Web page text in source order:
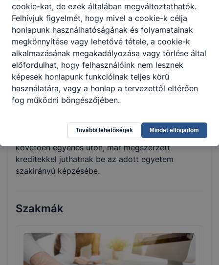
Okleveles technikusképzés
A felsőoktatási intézménnyel közösen kidolgozott
szakmai program alapján folytatott, emelt szintű
szakmai tudást biztosító képzés azoknak a jó
tanulmányi eredménnyel rendelkező tanulóknak
jövőjüket. A tanulók a képzés megfelelő
tanulmányi eredménnyel történt teljesítését
követően egyenes úton, már megszerzett
kreditekkel juthatnak be az adott egyetem
szakirányú képzésébe.
Szakmák
cookie-kat, de ezek általában megváltoztathatók.
Felhívjuk figyelmét, hogy mivel a cookie-k célja
honlapunk használhatóságának és folyamatainak
megkönnyítése vagy lehetővé tétele, a cookie-k
alkalmazásának megakadályozása vagy törlése által
előfordulhat, hogy felhasználóink nem lesznek
képesek honlapunk funkcióinak teljes körű
használatára, vagy a honlap a tervezettől eltérően
fog működni böngészőjében.
További lehetőségek Mindet elfogadom